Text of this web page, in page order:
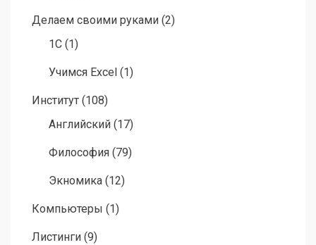
Делаем своими руками (2)
1C (1)
Учимся Excel (1)
Институт (108)
Английский (17)
Философия (79)
Экномика (12)
Компьютеры (1)
Листинги (9)